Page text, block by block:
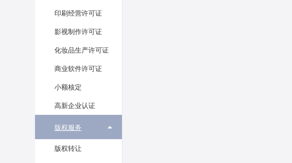
印刷经营许可证
影视制作许可证
化妆品生产许可证
商业软件许可证
小额核定
高新企业认证
版权服务
版权转让